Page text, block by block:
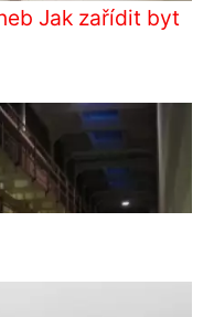
Jak zařídit byt